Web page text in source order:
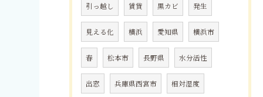
引っ越し 賃貸 黒カビ 発生
見える化 横浜 愛知県 横浜市
春 松本市 長野県 水分活性
出窓 兵庫県西宮市 相対湿度